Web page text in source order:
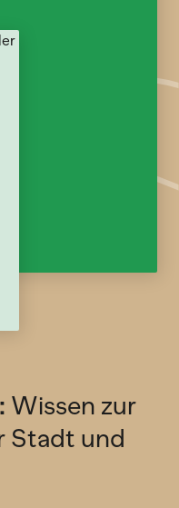
Wissen zur
Stadt und